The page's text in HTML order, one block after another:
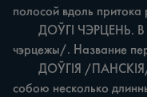
полосой вдоль притока
чэрцежы/. Название
собою несколько